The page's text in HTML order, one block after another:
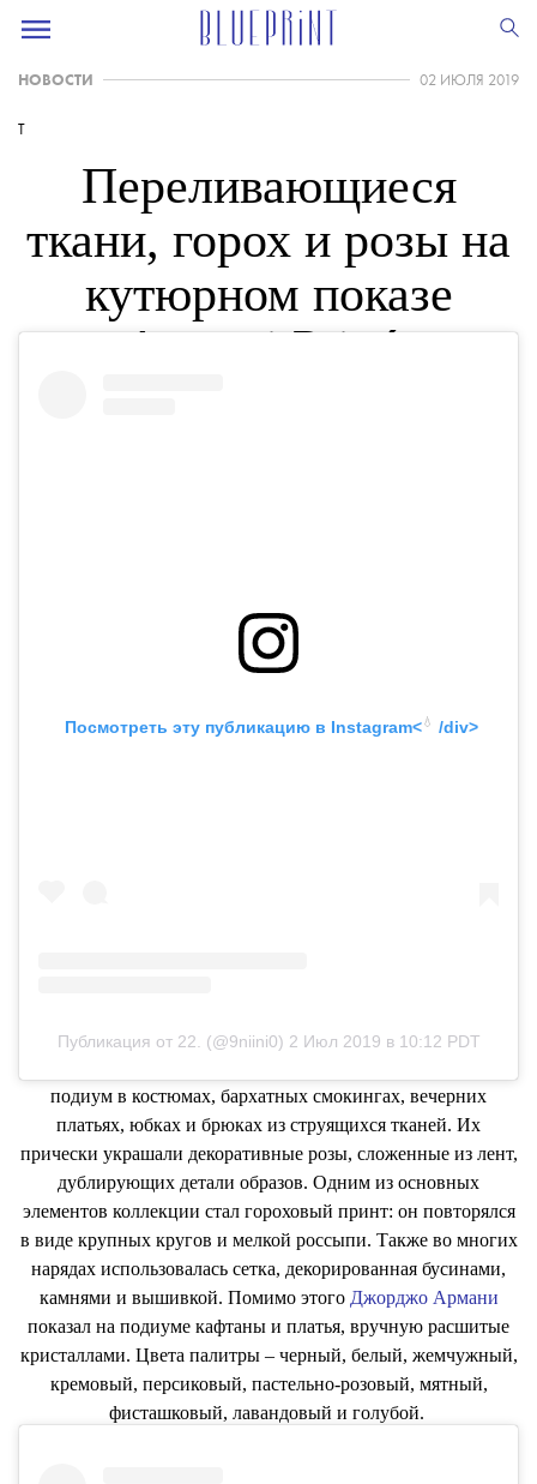
НОВОСТИ 02 ИЮЛЯ 2019
T
Переливающиеся
ткани, горох и розы на
кутюрном показе
Armani Privé
Посмотреть эту публикацию в Instagram<💧 /div>
Публикация от 22. (@9niini0) 2 Июл 2019 в 10:12 PDT
В парижском Petit Palais прошел показ кутюрной коллекции
подиум в костюмах, бархатных смокингах, вечерних
платьях, юбках и брюках из струящихся тканей. Их
прически украшали декоративные розы, сложенные из лент,
дублирующих детали образов. Одним из основных
элементов коллекции стал гороховый принт: он повторялся
в виде крупных кругов и мелкой россыпи. Также во многих
нарядах использовалась сетка, декорированная бусинами,
камнями и вышивкой. Помимо этого Джорджо Армани
показал на подиуме кафтаны и платья, вручную расшитые
кристаллами. Цвета палитры – черный, белый, жемчужный,
кремовый, персиковый, пастельно-розовый, мятный,
фисташковый, лавандовый и голубой.